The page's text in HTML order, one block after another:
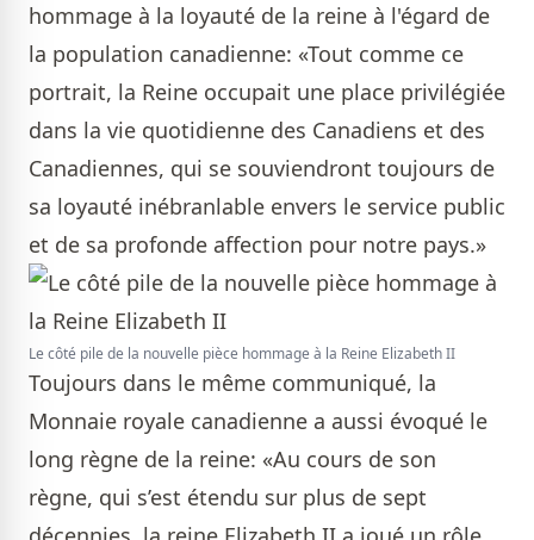
hommage à la loyauté de la reine à l'égard de
la population canadienne: «Tout comme ce
portrait, la Reine occupait une place privilégiée
dans la vie quotidienne des Canadiens et des
Canadiennes, qui se souviendront toujours de
sa loyauté inébranlable envers le service public
et de sa profonde affection pour notre pays.»
Le côté pile de la nouvelle pièce hommage à la Reine Elizabeth II
Toujours dans le même communiqué, la
Monnaie royale canadienne a aussi évoqué le
long règne de la reine: «Au cours de son
règne, qui s’est étendu sur plus de sept